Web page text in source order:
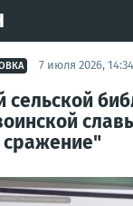
7 июля 2026, 14:34
сельской
сражение"